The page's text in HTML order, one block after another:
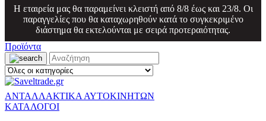
Η εταιρεία μας θα παραμείνει κλειστή από 8/8 έως και 23/8. Οι
παραγγελίες που θα καταχωρηθούν κατά το συγκεκριμένο
διάστημα θα εκτελούνται με σειρά προτεραιότητας.
Προϊόντα
ΑΝΤΑΛΛΑΚΤΙΚΑ ΑΥΤΟΚΙΝΗΤΩΝ
ΚΑΤΑΛΟΓΟΙ